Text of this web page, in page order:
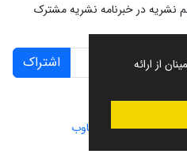
از ارائه
نشریه در خبرنامه نشریه مشترک
اشتراک
و پیاده سازی از سیناوب